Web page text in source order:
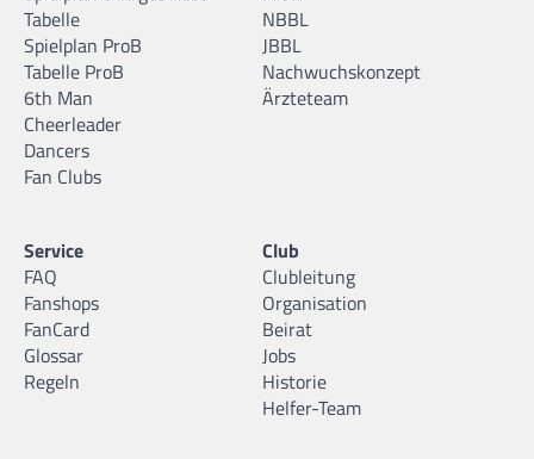
Tabelle
Spielplan ProB
Tabelle ProB
6th Man
Cheerleader
Dancers
Fan Clubs
NBBL
JBBL
Nachwuchskonzept
Ärzteteam
Service
FAQ
Fanshops
FanCard
Glossar
Regeln
Club
Clubleitung
Organisation
Beirat
Jobs
Historie
Helfer-Team